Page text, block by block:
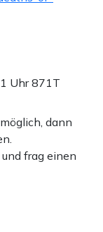
Uhr871T
dann
und frag einen